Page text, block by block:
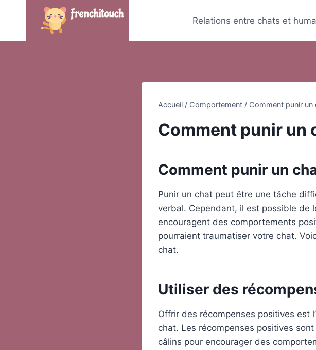
Relations entre chats et
Accueil / Comportement / Comment punir un
Comment punir un
Comment punir un
Punir un chat peut être une tâche
verbal. Cependant, il est possible de
encouragent des comportements
pourraient traumatiser votre chat.
chat.
Utiliser des
Offrir des récompenses positives est
chat. Les récompenses positives
câlins pour encourager des